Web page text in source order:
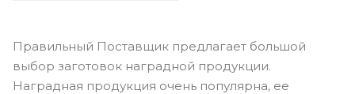
Правильный Поставщик предлагает большой
выбор заготовок наградной продукции.
Наградная продукция очень популярна, ее